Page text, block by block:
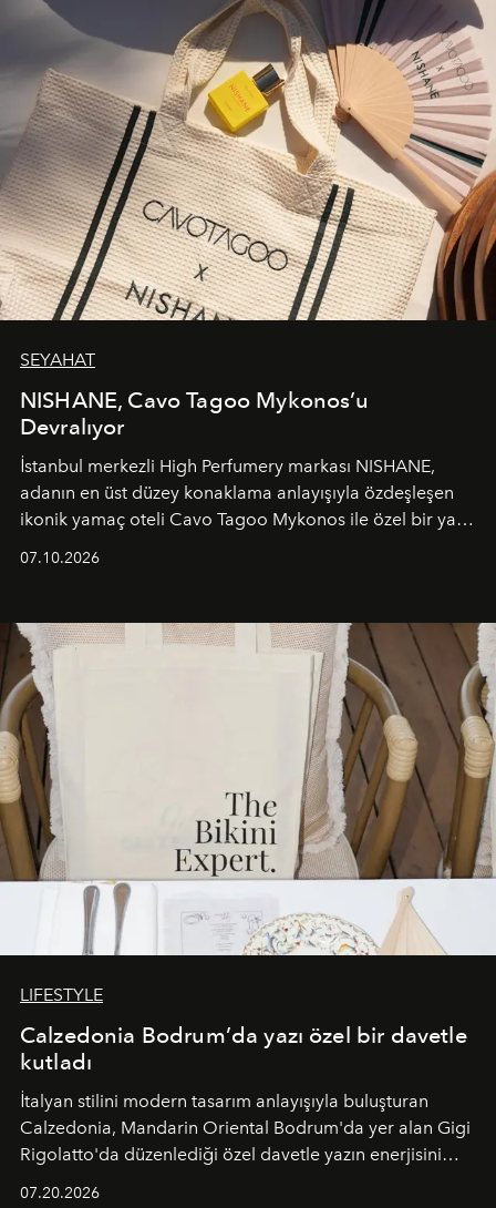
SEYAHAT
NISHANE, Cavo Tagoo Mykonos’u
Devralıyor
İstanbul merkezli High Perfumery markası NISHANE,
adanın en üst düzey konaklama anlayışıyla özdeşleşen
ikonik yamaç oteli Cavo Tagoo Mykonos ile özel bir yaz
buluşturarak markanın Cavo Tagoo’daki varlığını
sürükleyici ve mevsime özel bir deneyime dönüştürüyor.
07.10.2026
LIFESTYLE
Calzedonia Bodrum’da yazı özel bir davetle
kutladı
İtalyan stilini modern tasarım anlayışıyla buluşturan
Calzedonia, Mandarin Oriental Bodrum'da yer alan Gigi
Rigolatto'da düzenlediği özel davetle yazın enerjisini
07.20.2026